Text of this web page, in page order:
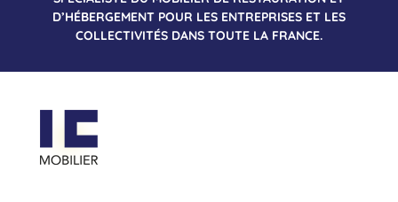
D’HÉBERGEMENT POUR LES ENTREPRISES ET LES
COLLECTIVITÉS DANS TOUTE LA FRANCE.